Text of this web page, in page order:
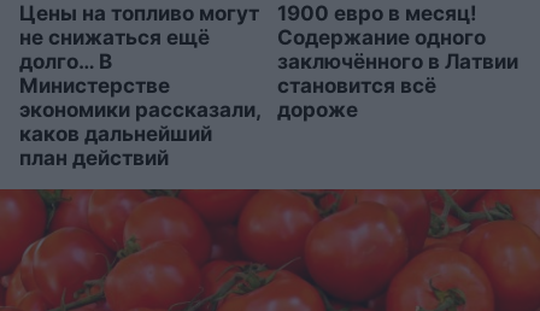
Цены на топливо могут
не снижаться ещё
долго… В
Министерстве
экономики рассказали,
каков дальнейший
план действий
1900 евро в месяц!
Содержание одного
заключённого в Латвии
становится всё
дороже